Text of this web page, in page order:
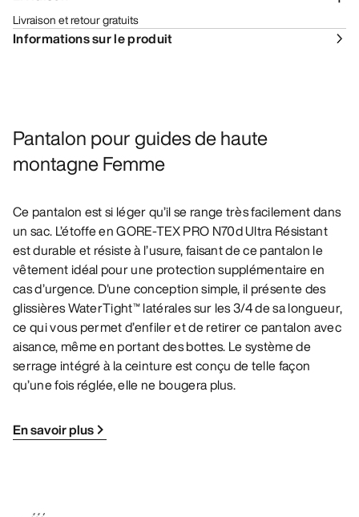
Livraison et retour gratuits
Informations sur le produit
Pantalon pour guides de haute
montagne Femme
Ce pantalon est si léger qu’il se range très facilement dans
un sac. L’étoffe en GORE-TEX PRO N70d Ultra Résistant
est durable et résiste à l’usure, faisant de ce pantalon le
vêtement idéal pour une protection supplémentaire en
cas d’urgence. D'une conception simple, il présente des
glissières WaterTight™ latérales sur les 3/4 de sa longueur,
ce qui vous permet d’enfiler et de retirer ce pantalon avec
aisance, même en portant des bottes. Le système de
serrage intégré à la ceinture est conçu de telle façon
qu’une fois réglée, elle ne bougera plus.
En savoir plus